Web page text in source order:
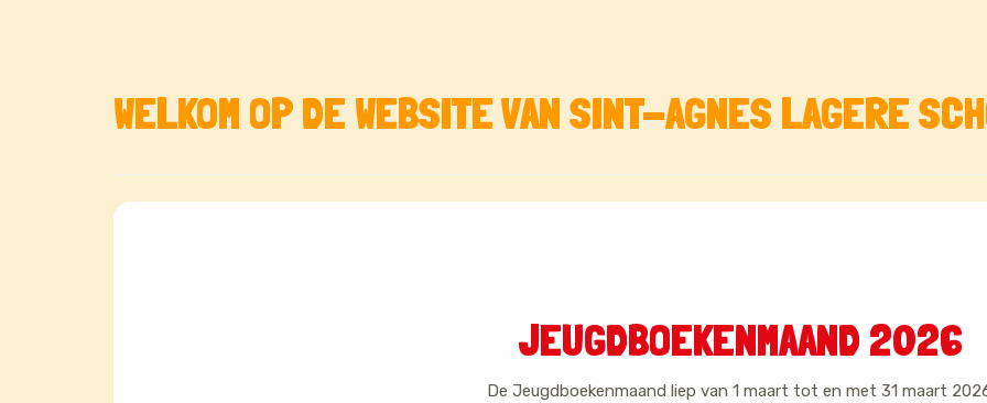
WELKOM OP DE WEBSITE VAN SINT-AGNES LAGERE
JEUGDBOEKENMAAND 2026
De Jeugdboekenmaand liep van 1 maart tot en met 31 maart